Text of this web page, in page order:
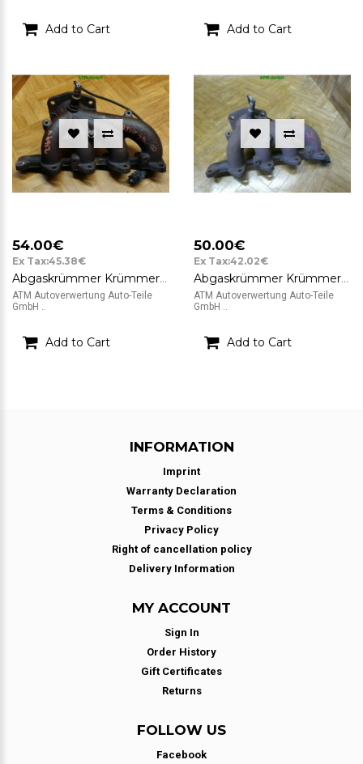
Add to Cart Add to Cart
54.00€
Ex Tax:45.38€
Abgaskrümmer Krümmer Lambda Lambdasonde Chevrolet Matiz
ATM Autoverwertung Auto-Teile
GmbH ..
Add to Cart
50.00€
Ex Tax:42.02€
Abgaskrümmer Krümmer Chevrolet Matiz 1.0 49 kW Lambda Lambdasonde
ATM Autoverwertung Auto-Teile
GmbH ..
Add to Cart
INFORMATION
Imprint
Warranty Declaration
Terms & Conditions
Privacy Policy
Right of cancellation policy
Delivery Information
MY ACCOUNT
Sign In
Order History
Gift Certificates
Returns
FOLLOW US
Facebook